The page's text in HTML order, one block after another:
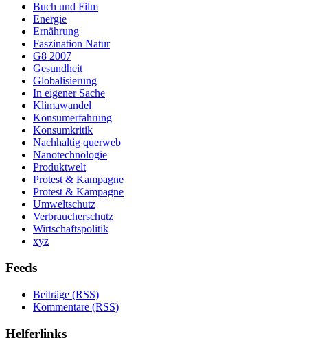
Buch und Film
Energie
Ernährung
Faszination Natur
G8 2007
Gesundheit
Globalisierung
In eigener Sache
Klimawandel
Konsumerfahrung
Konsumkritik
Nachhaltig querweb
Nanotechnologie
Produktwelt
Protest & Kampagne
Protest & Kampagne
Umweltschutz
Verbraucherschutz
Wirtschaftspolitik
xyz
Feeds
Beiträge (RSS)
Kommentare (RSS)
Helferlinks